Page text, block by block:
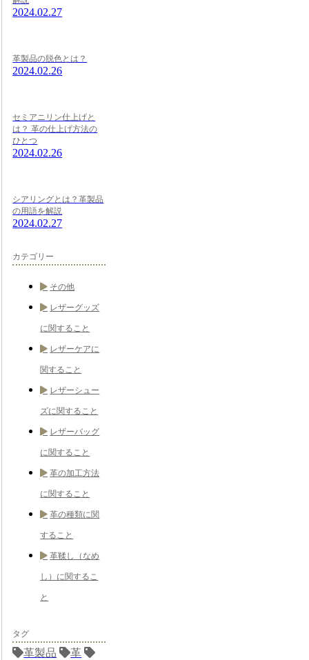
2024.02.27
革製品の脱色とは？
2024.02.26
セミアニリン仕上げと
は？ 革の仕上げ方法の
ひとつ
2024.02.26
シアリングとは？革製品
の用語を解説
2024.02.27
カテゴリー
その他
レザーグッズ
に関すること
レザーケアに
関すること
レザーシュー
ズに関すること
レザーバッグ
に関すること
革の加工方法
に関すること
革の種類に関
すること
革鞣し（なめ
し）に関するこ
と
タグ
革製品
革